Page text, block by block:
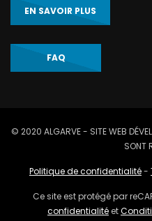
EN SAVOIR PLUS
FAQ
© 2020 ALGARVE - SITE WEB
SONT
Politique de confidentialité-
Ce site est protégé par
confidentialité et